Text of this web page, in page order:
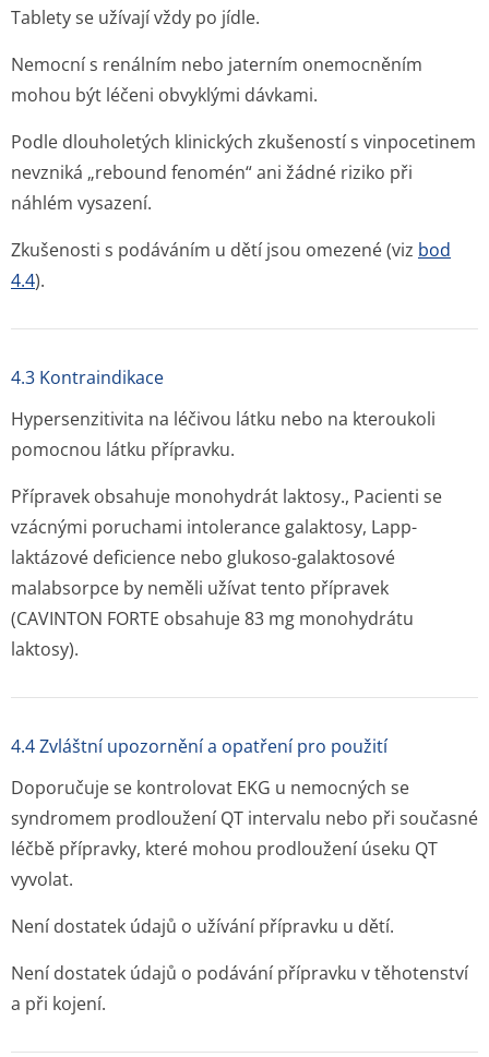
Tablety se užívají vždy po jídle.
Nemocní s renálním nebo jaterním onemocněním
mohou být léčeni obvyklými dávkami.
Podle dlouholetých klinických zkušeností s vinpocetinem
nevzniká „rebound fenomén“ ani žádné riziko při
náhlém vysazení.
Zkušenosti s podáváním u dětí jsou omezené (viz bod
4.4).
4.3 Kontraindikace
Hypersenzitivita na léčivou látku nebo na kteroukoli
pomocnou látku přípravku.
Přípravek obsahuje monohydrát laktosy., Pacienti se
vzácnými poruchami intolerance galaktosy, Lapp-
laktázové deficience nebo glukoso-galaktosové
malabsorpce by neměli užívat tento přípravek
(CAVINTON FORTE obsahuje 83 mg monohydrátu
laktosy).
4.4 Zvláštní upozornění a opatření pro použití
Doporučuje se kontrolovat EKG u nemocných se
syndromem prodloužení QT intervalu nebo při současné
léčbě přípravky, které mohou prodloužení úseku QT
vyvolat.
Není dostatek údajů o užívání přípravku u dětí.
Není dostatek údajů o podávání přípravku v těhotenství
a při kojení.